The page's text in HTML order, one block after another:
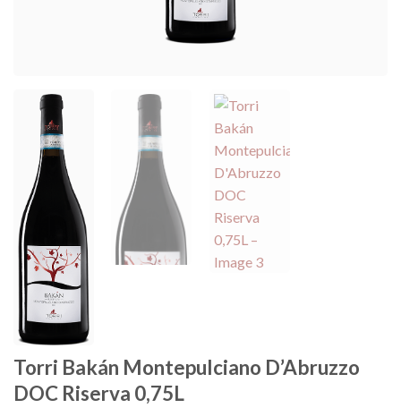
Torri Bakán Montepulciano D’Abruzzo
DOC Riserva 0,75L